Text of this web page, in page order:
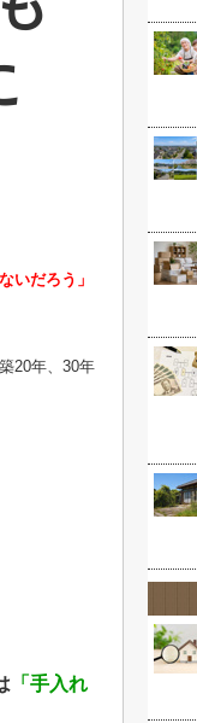
いだろう」
20年、 30年
「手入れ